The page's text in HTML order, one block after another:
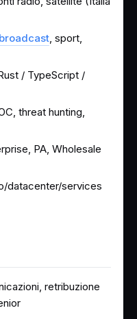
broadcast , sport,
/ TypeScript /
threat hunting,
PA, Wholesale
datacenter/services
retribuzione